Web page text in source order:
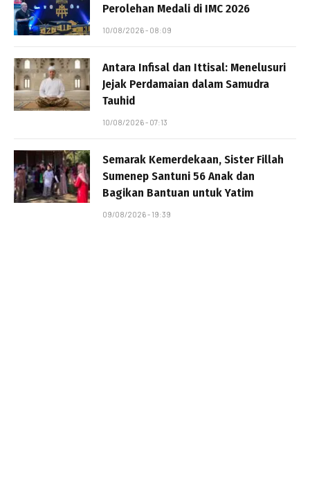
Perolehan Medali di IMC 2026
10/08/2026 - 08:09
Antara Infisal dan Ittisal: Menelusuri
Jejak Perdamaian dalam Samudra
Tauhid
10/08/2026 - 07:13
Semarak Kemerdekaan, Sister Fillah
Sumenep Santuni 56 Anak dan
Bagikan Bantuan untuk Yatim
09/08/2026 - 19:39